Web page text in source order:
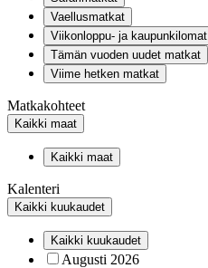
Vaellusmatkat
Viikonloppu- ja kaupunkilomat
Tämän vuoden uudet matkat
Viime hetken matkat
Matkakohteet
Kaikki maat
Kaikki maat
Kalenteri
Kaikki kuukaudet
Kaikki kuukaudet
Augusti 2026